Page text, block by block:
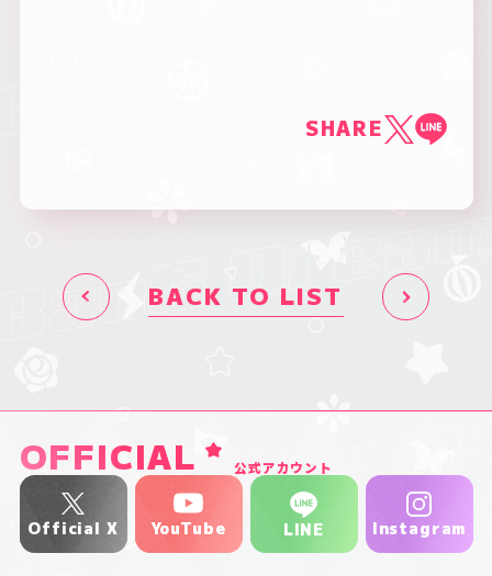
SHARE
BACK TO LIST
OFFICIAL 公式アカウント
Official X YouTube LINE Instagram